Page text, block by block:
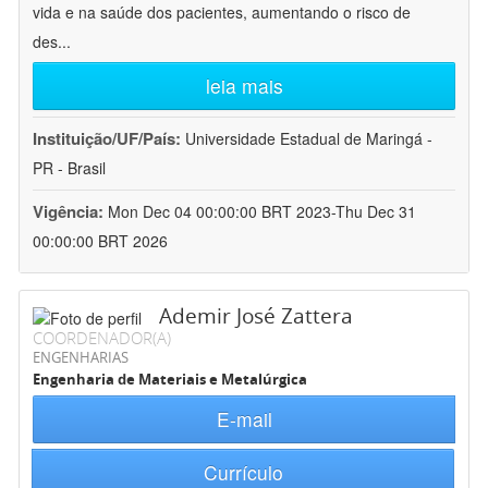
vida e na saúde dos pacientes, aumentando o risco de
des...
leia mais
Instituição/UF/País: Universidade Estadual de Maringá -
PR - Brasil
Vigência: Mon Dec 04 00:00:00 BRT 2023-Thu Dec 31
00:00:00 BRT 2026
Ademir José Zattera
COORDENADOR(A)
ENGENHARIAS
Engenharia de Materiais e Metalúrgica
E-mail
Currículo